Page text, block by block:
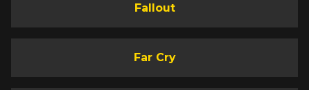
Fallout
Far Cry